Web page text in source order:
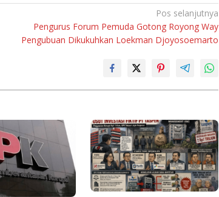
Pos selanjutnya
Pengurus Forum Pemuda Gotong Royong Way
Pengubuan Dikukuhkan Loekman Djoyosoemarto